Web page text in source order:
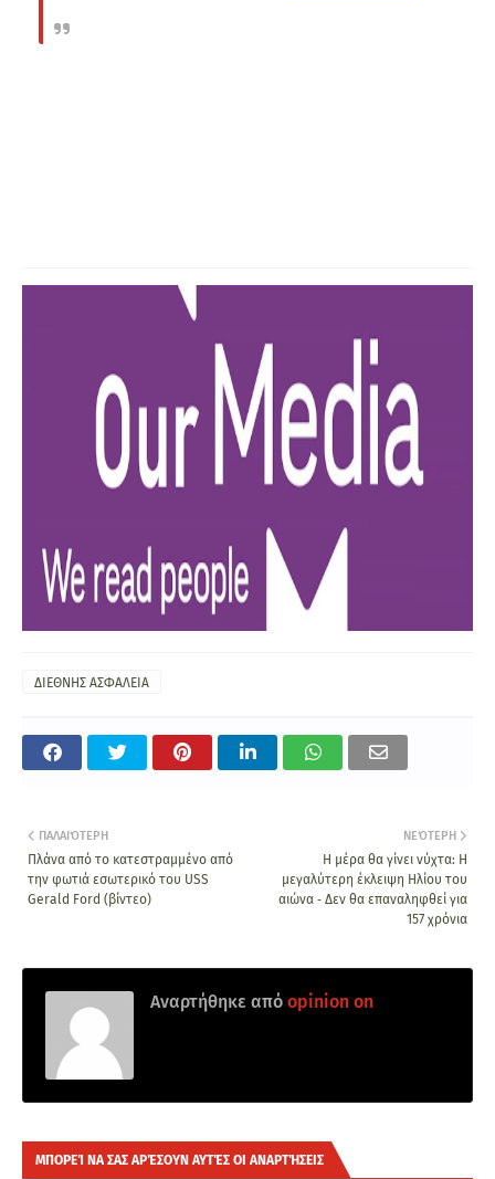
ΔΙΕΘΝΗΣ ΑΣΦΑΛΕΙΑ
ΝΕΌΤΕΡΗ
Η μέρα θα γίνει νύχτα: Η
μεγαλύτερη έκλειψη Ηλίου του
αιώνα ‑ Δεν θα επαναληφθεί για
157 χρόνια
ΠΑΛΑΙΌΤΕΡΗ
Πλάνα από το κατεστραμμένο από
την φωτιά εσωτερικό του USS
Gerald Ford (βίντεο)
Αναρτήθηκε από opinion on
ΜΠΟΡΕΊ ΝΑ ΣΑΣ ΑΡΈΣΟΥΝ ΑΥΤΈΣ ΟΙ ΑΝΑΡΤΉΣΕΙΣ